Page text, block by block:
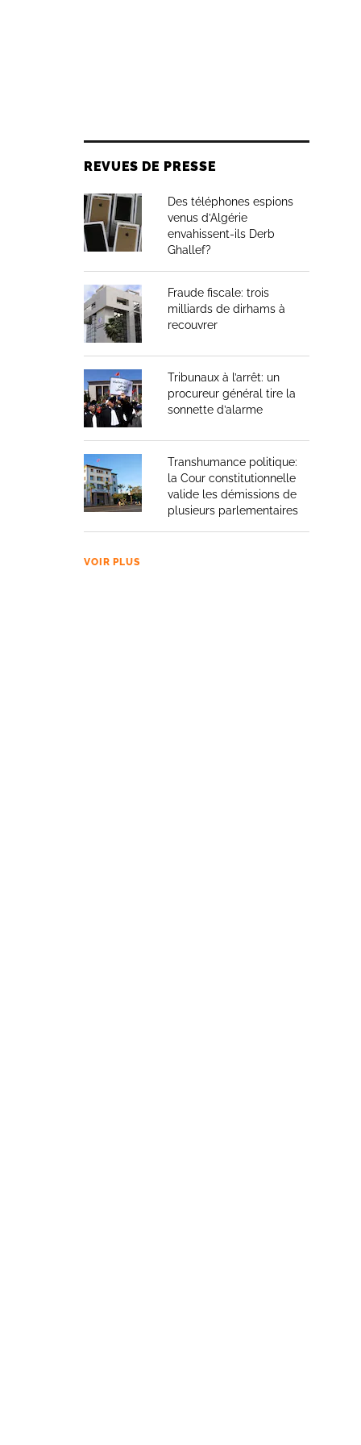
REVUES DE PRESSE
Des téléphones espions
venus d’Algérie
envahissent-ils Derb
Ghallef?
Fraude fiscale: trois
milliards de dirhams à
recouvrer
Tribunaux à l’arrêt: un
procureur général tire la
sonnette d’alarme
Transhumance politique:
la Cour constitutionnelle
valide les démissions de
plusieurs parlementaires
VOIR PLUS